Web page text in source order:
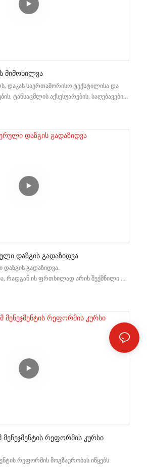
Მიმოხილვა
დაკას საერთაშორისო ტექსტილისა და
ტანსაცმლის აქსესუარების, საღებავებისა
ძველ და ბევრ ახალ მომხმარებელს.
არიან ჩვენი პროდუქციით. მათი
წინ წავიწიოთ. ჩვენ ყველაფერს
Დაზგის Გადაზიდვა
დაზგის გადაზიდვა.
რადგან ის ფრთხილად არის შექმნილი და
Რეფორმის Კურსი
რეფორმის მოგზაურობას იწყებს